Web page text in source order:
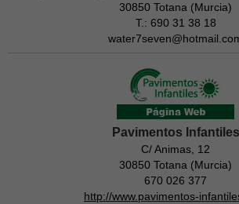
30850 Totana (Murcia)
T.: 690 31 38 18
Pavimentos Infantiles
C/ Animas, 12
30850 Totana (Murcia)
670 026 377
http://www.pavimentos-